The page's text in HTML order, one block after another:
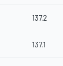
137.2
137.1